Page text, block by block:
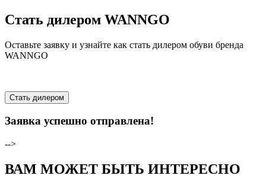
Стать дилером WANNGO
Оставьте заявку и узнайте как стать дилером обуви бренда
WANNGO
Стать дилером
Заявка успешно отправлена!
-->
ВАМ МОЖЕТ БЫТЬ ИНТЕРЕСНО